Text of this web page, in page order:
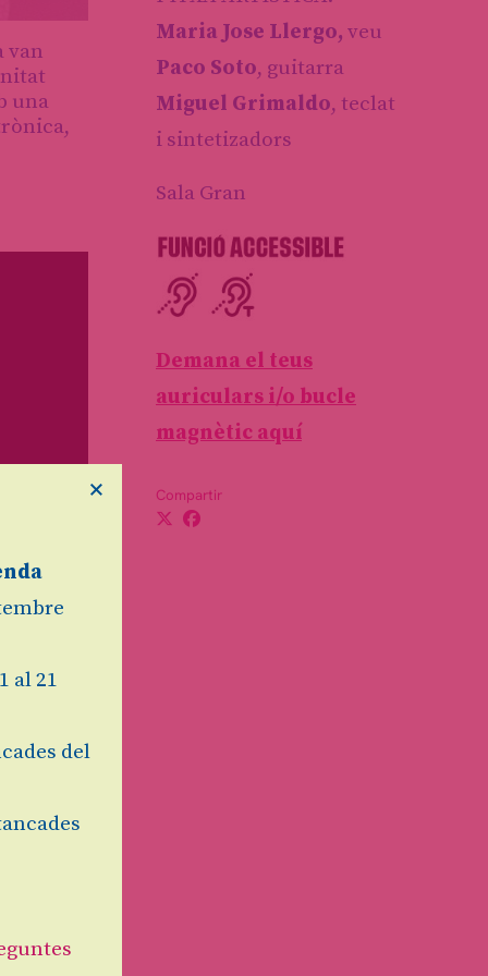
Maria Jose Llergo, veu
Paco Soto, guitarra
Miguel Grimaldo, teclat
i sintetizadors
Sala Gran
Demana el teus
auriculars i/o bucle
magnètic aquí
Compartir
van
una
al 21
del
×